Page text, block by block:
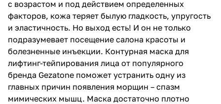
с возрастом и под действием определенных
факторов, кожа теряет былую гладкость, упругость
и эластичность. Но выход есть! И он не только
подразумевает посещение салона красоты и
болезненные инъекции. Контурная маска для
лифтинг-тейпирования лица от популярного
бренда Gezatone поможет устранить одну из
главных причин появления морщин – спазм
мимических мышц. Маска достаточно плотно